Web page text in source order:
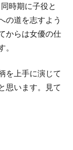
時期に子役と
の道を志すよう
からは女優の仕
を上手に演じて
思います。見て